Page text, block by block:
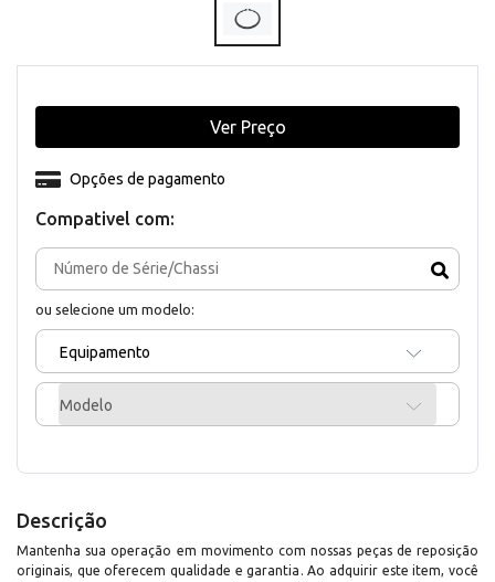
Compativel com:
ou selecione um modelo:
Equipamento
Modelo
Opções de pagamento
Ver Preço
Descrição
Mantenha sua operação em movimento com nossas peças de reposição
originais, que oferecem qualidade e garantia. Ao adquirir este item, você